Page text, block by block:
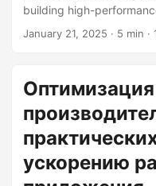
building high-
go-to choice for its
you optimize your Redis
application is running as
1. Pipelining Commands
latency can be a
environments....
January 21, 2025 · 5 min
Оптимизация
ускорению